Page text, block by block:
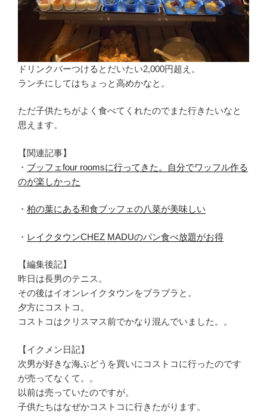
ドリンクバーつけるとだいたい2,000円超え。
ランチにしてはちょっと高めかなと。
ただ子供たちがよく食べてくれたのでまた行きたいなと
思えます。
【関連記事】
・ ブッフェfour roomsに行ってきた。自分でワッフル作る
のが楽しかった
・ 柏の葉にある和食ブッフェの八菜が美味しい
・ レイクタウンCHEZ MADUのパン食べ放題がお得
【編集後記】
昨日は長男のテニス。
その後はイオンレイクタウンをブラブラと。
夕方にコストコ。
コストコはクリスマス前でかなり混んでいました。。
【イクメン日記】
次男が好きな海ぶどうを買いにコストコに行ったのです
が売ってなくて。。
以前は売っていたのですが。
子供たちはなぜかコストコに行きたがります。